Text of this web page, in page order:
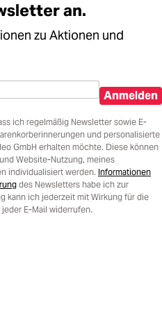
an.
zu Aktionen und
Anmelden
ich regelmäßig Newsletter sowie E-
und personalisierte
GmbH erhalten möchte. Diese können
Website-Nutzung, meines
individualisiert werden. Informationen
des Newsletters habe ich zur
kann ich jederzeit mit Wirkung für die
E-Mail widerrufen.